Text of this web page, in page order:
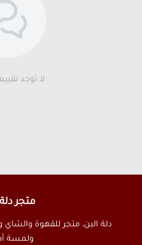
لا توجد
متجر
دلة البن، متجر للقهوة والشاي
ولمسة